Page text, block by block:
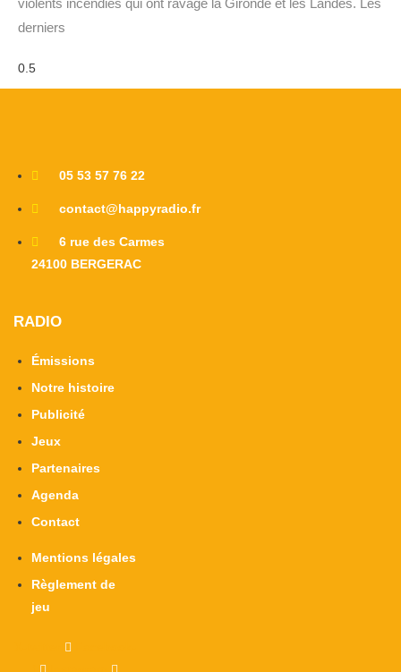
violents incendies qui ont ravagé la Gironde et les Landes. Les
derniers
05 53 57 76 22
contact@happyradio.fr
6 rue des Carmes
24100 BERGERAC
RADIO
Émissions
Notre histoire
Publicité
Jeux
Partenaires
Agenda
Contact
Mentions légales
Règlement de
jeu